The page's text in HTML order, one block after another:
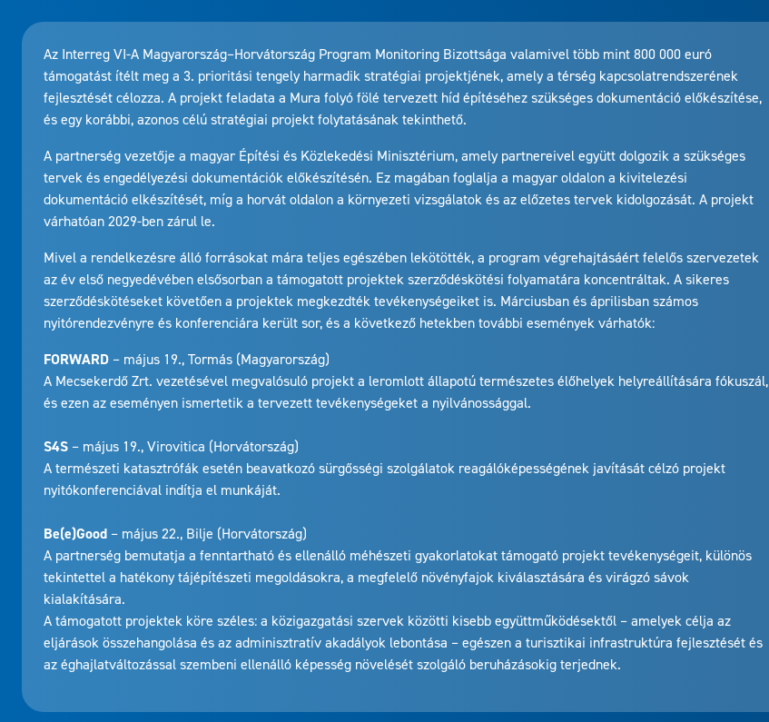
Az Interreg VI-A Magyarország–Horvátország Program Monitoring Bizottsága valamivel több mint 800 000 euró
támogatást ítélt meg a 3. prioritási tengely harmadik stratégiai projektjének, amely a térség kapcsolatrendszerének
fejlesztését célozza. A projekt feladata a Mura folyó fölé tervezett híd építéséhez szükséges dokumentáció előkészítése,
és egy korábbi, azonos célú stratégiai projekt folytatásának tekinthető.
A partnerség vezetője a magyar Építési és Közlekedési Minisztérium, amely partnereivel együtt dolgozik a szükséges
tervek és engedélyezési dokumentációk előkészítésén. Ez magában foglalja a magyar oldalon a kivitelezési
dokumentáció elkészítését, míg a horvát oldalon a környezeti vizsgálatok és az előzetes tervek kidolgozását. A projekt
várhatóan 2029-ben zárul le.
Mivel a rendelkezésre álló forrásokat mára teljes egészében lekötötték, a program végrehajtásáért felelős szervezetek
az év első negyedévében elsősorban a támogatott projektek szerződéskötési folyamatára koncentráltak. A sikeres
szerződéskötéseket követően a projektek megkezdték tevékenységeiket is. Márciusban és áprilisban számos
nyitórendezvényre és konferenciára került sor, és a következő hetekben további események várhatók:
FORWARD – május 19., Tormás (Magyarország)
A Mecsekerdő Zrt. vezetésével megvalósuló projekt a leromlott állapotú természetes élőhelyek helyreállítására fókuszál,
és ezen az eseményen ismertetik a tervezett tevékenységeket a nyilvánossággal.
S4S – május 19., Virovitica (Horvátország)
A természeti katasztrófák esetén beavatkozó sürgősségi szolgálatok reagálóképességének javítását célzó projekt
nyitókonferenciával indítja el munkáját.
Be(e)Good – május 22., Bilje (Horvátország)
A partnerség bemutatja a fenntartható és ellenálló méhészeti gyakorlatokat támogató projekt tevékenységeit, különös
tekintettel a hatékony tájépítészeti megoldásokra, a megfelelő növényfajok kiválasztására és virágzó sávok
kialakítására.
A támogatott projektek köre széles: a közigazgatási szervek közötti kisebb együttműködésektől – amelyek célja az
eljárások összehangolása és az adminisztratív akadályok lebontása – egészen a turisztikai infrastruktúra fejlesztését és
az éghajlatváltozással szembeni ellenálló képesség növelését szolgáló beruházásokig terjednek.